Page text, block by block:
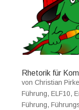
Rhetorik für
von Christian
Führung, ELF10,
Führung,